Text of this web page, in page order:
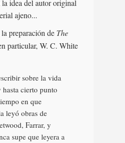
idea del autor original
ajeno...
preparación de The
particular, W. C. White
sobre la vida
hasta cierto punto
en que
leyó obras de
Farrar, y
supe que leyera a